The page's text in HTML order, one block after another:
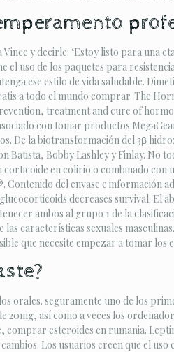
y decirle: ‘Estoy listo para
uso de los paquetes para
ese estilo de vida saludable.
a todo el mundo comprar. The
treatment and cure of
con tomar productos
De la biotransformación del 3β
Bobby Lashley y Finlay. No
en colirio o combinado
del envase e información
decreases survival. El
ambos al grupo 1 de la
características sexuales
que necesite empezar a tomar los
orales. seguramente uno de los
así como a veces los
esteroides en rumania​.
Los usuarios creen que el